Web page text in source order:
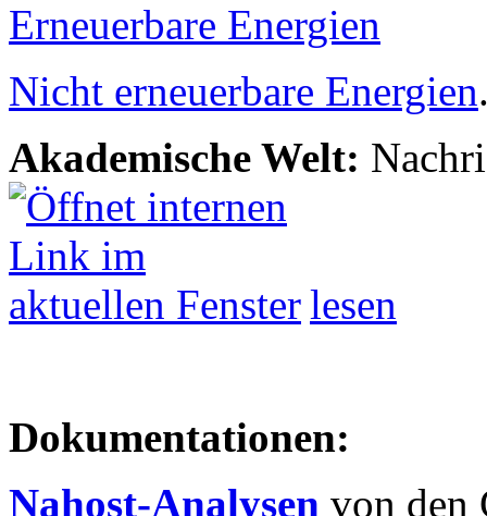
Erneuerbare Energien
Nicht erneuerbare Energien
Akademische Welt:
lesen
Dokumentationen:
Nahost-Analysen von den